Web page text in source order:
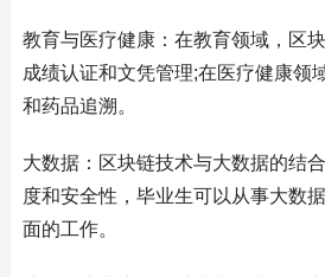
教育与医疗健康：在教育领域，区
成绩认证和文凭管理;在医疗健康领
和药品追溯。
大数据：区块链技术与大数据的结
度和安全性，毕业生可以从事大数
面的工作。